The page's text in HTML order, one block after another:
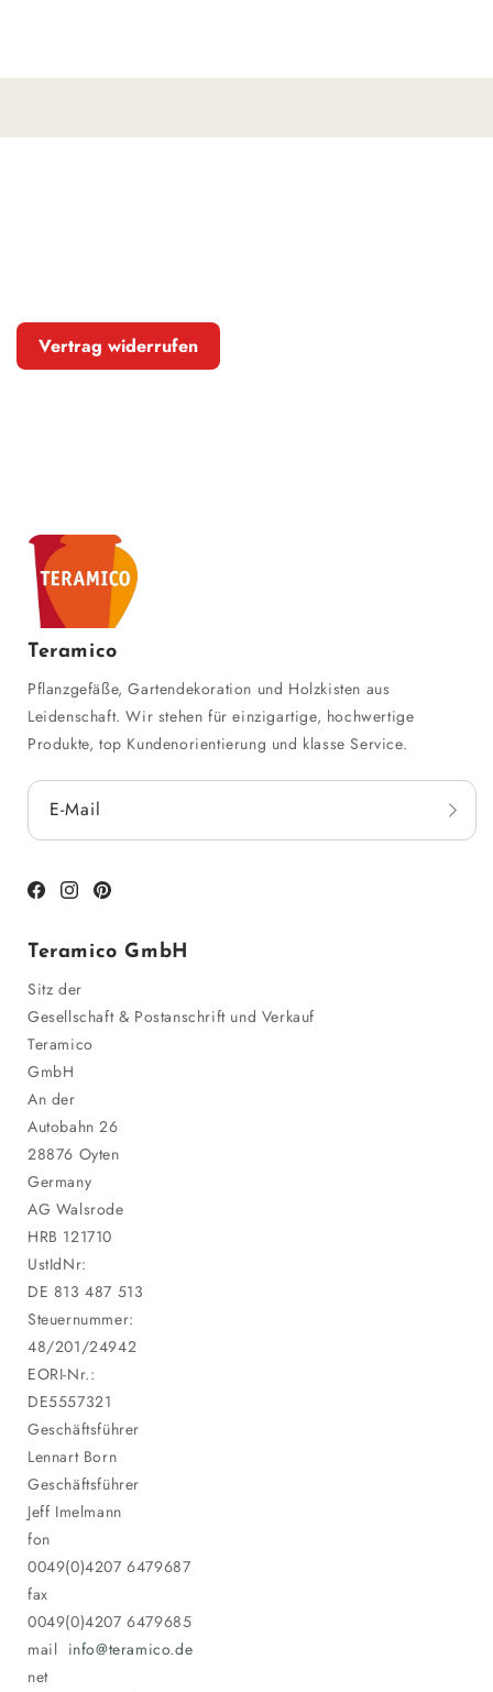
Vertrag widerrufen
Teramico
Pflanzgefäße, Gartendekoration und Holzkisten aus
Leidenschaft. Wir stehen für einzigartige, hochwertige
Produkte, top Kundenorientierung und klasse Service.
E-Mail
Facebook
InstagramPinterest
Teramico GmbH
Sitz der
Gesellschaft & Postanschrift und Verkauf
Teramico
GmbH
An der
Autobahn 26
28876 Oyten
Germany
AG Walsrode
HRB 121710
UstIdNr:
DE 813 487 513
Steuernummer:
48/201/24942
EORI-Nr.:
DE5557321
Geschäftsführer
Lennart Born
Geschäftsführer
Jeff Imelmann
fon
0049(0)4207 6479687
fax
0049(0)4207 6479685
mail info@teramico.de
net